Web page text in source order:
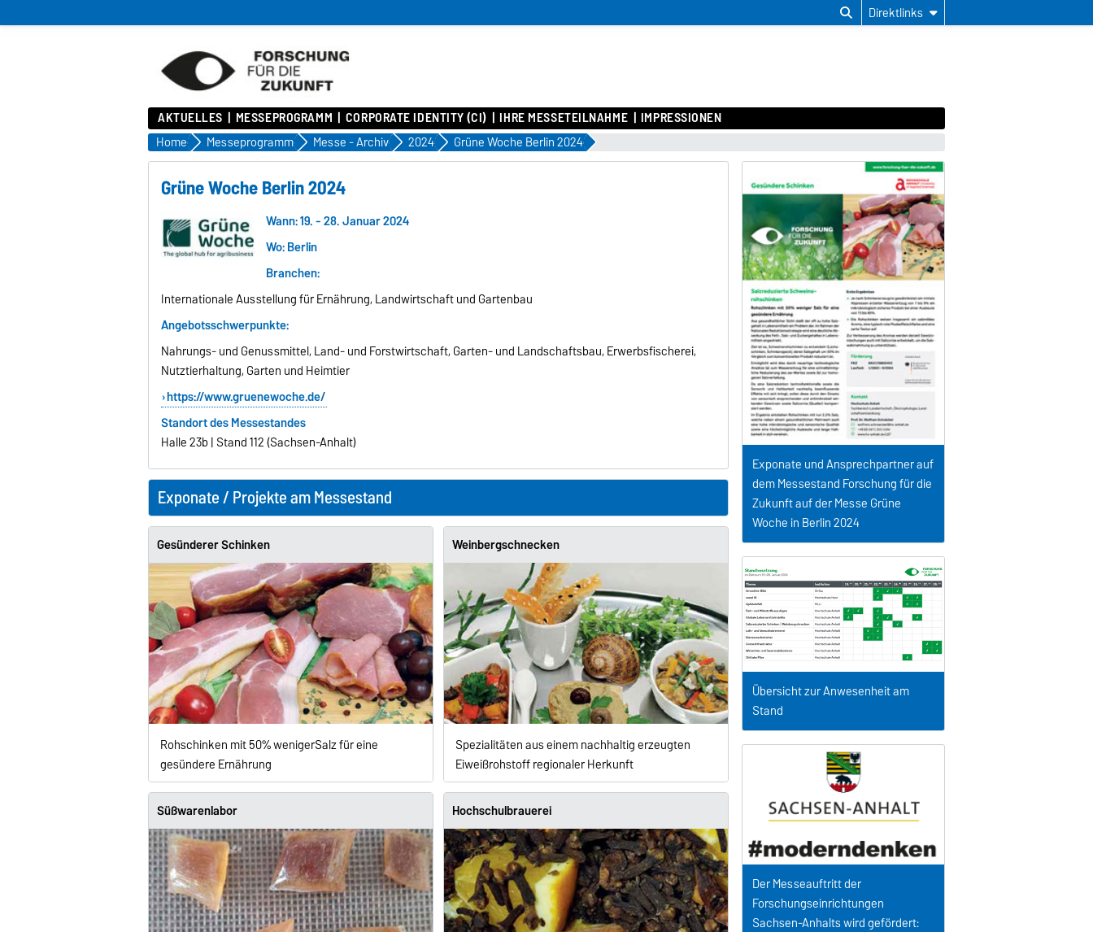
Direktlinks
AKTUELLES MESSEPROGRAMM CORPORATE IDENTITY (CI) IHRE MESSETEILNAHME IMPRESSIONEN
Home Messeprogramm Messe - Archiv 2024 Grüne Woche Berlin 2024
Grüne Woche Berlin 2024
Wann: 19. - 28. Januar 2024
Wo: Berlin
Branchen:
Internationale Ausstellung für Ernährung, Landwirtschaft und Gartenbau
Angebotsschwerpunkte:
Nahrungs- und Genussmittel, Land- und Forstwirtschaft, Garten- und Landschaftsbau, Erwerbsfischerei,
Nutztierhaltung, Garten und Heimtier
https://www.gruenewoche.de/
Standort des Messestandes
Halle 23b | Stand 112 (Sachsen-Anhalt)
Exponate / Projekte am Messestand
Gesünderer Schinken
Rohschinken mit 50% wenigerSalz für eine
gesündere Ernährung
Weinbergschnecken
Spezialitäten aus einem nachhaltig erzeugten
Eiweißrohstoff regionaler Herkunft
Süßwarenlabor Hochschulbrauerei
Der Messeauftritt der
Forschungseinrichtungen
Sachsen-Anhalts wird gefördert:
Exponate und Ansprechpartner auf
dem Messestand Forschung für die
Zukunft auf der Messe Grüne
Woche in Berlin 2024
Übersicht zur Anwesenheit am
Stand